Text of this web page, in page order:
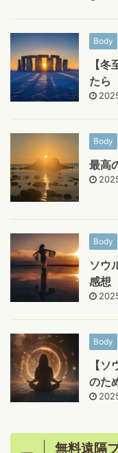
Body
【
たら
Body
最高
Body
ソウ
感想
Body
【
のた
無料遠隔